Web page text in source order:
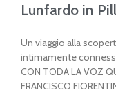
Lunfardo in
Un viaggio alla
intimamente
CON TODA LA VOZ
FRANCISCO